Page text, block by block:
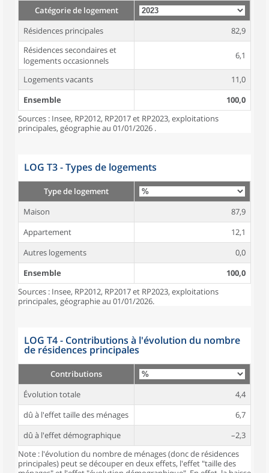
Catégorie de logement
Résidences principales
82,9
Résidences secondaires et
logements occasionnels
6,1
Logements vacants
11,0
Ensemble
100,0
Sources : Insee, RP2012, RP2017 et RP2023, exploitations
principales, géographie au 01/01/2026 .
LOG T3 - Types de logements
Type de logement
Maison
87,9
Appartement
12,1
Autres logements
0,0
Ensemble
100,0
Sources : Insee, RP2012, RP2017 et RP2023, exploitations
principales, géographie au 01/01/2026.
LOG T4 - Contributions à l'évolution du nombre
de résidences principales
Contributions
Évolution totale
4,4
dû à l'effet taille des ménages
6,7
dû à l'effet démographique
–2,3
Note : l'évolution du nombre de ménages (donc de résidences
principales) peut se découper en deux effets, l'effet "taille des